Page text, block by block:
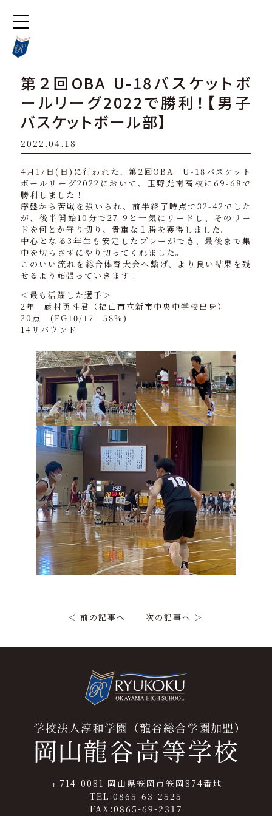
第２回OBA U-18バスケットボ
ールリーグ2022で勝利！【男子
バスケットボール部】
2022.04.18
4月17日(日)に行われた、第2回OBA U-18バスケット
ボールリーグ2022において、玉野光南高校に69-68で
勝利しました！
序盤から苦戦を強いられ、前半終了時点で32-42でした
が、後半開始10分で27-9と一気にリードし、そのリー
ドを何とか守り切り、貴重な１勝を獲得しました。
中心となる3年生も安定したプレーができ、最後まで集
中を切らさずにやり切ってくれました。
このいい流れを総合体育大会へ繋げ、より良い結果を残
せるよう頑張っていきます！
＜最も活躍した選手＞
2年 藤村勇斗君（福山市立新市中央中学校出身）
20点 (FG10/17 58%)
14リバウンド
＜ 前の記事へ 次の記事へ ＞
〒714-0081 岡山県笠岡市笠岡874番地
TEL:0865-63-2525
FAX:0865-69-2317